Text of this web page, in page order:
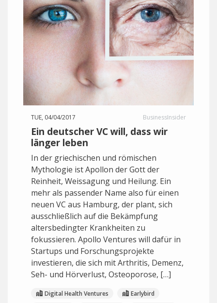
TUE, 04/04/2017 BusinessInsider
Ein deutscher VC will, dass wir
länger leben
In der griechischen und römischen
Mythologie ist Apollon der Gott der
Reinheit, Weissagung und Heilung. Ein
mehr als passender Name also für einen
neuen VC aus Hamburg, der plant, sich
ausschließlich auf die Bekämpfung
altersbedingter Krankheiten zu
fokussieren. Apollo Ventures will dafür in
Startups und Forschungsprojekte
investieren, die sich mit Arthritis, Demenz,
Seh- und Hörverlust, Osteoporose, […]
Digital Health Ventures
Earlybird